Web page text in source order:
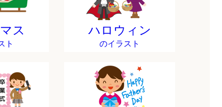
ス
ト
ハロウィン
のイラスト